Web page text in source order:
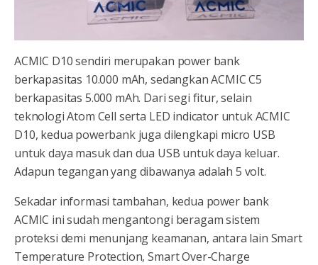
ACMIC D10 sendiri merupakan power bank
berkapasitas 10.000 mAh, sedangkan ACMIC C5
berkapasitas 5.000 mAh. Dari segi fitur, selain
teknologi Atom Cell serta LED indicator untuk ACMIC
D10, kedua powerbank juga dilengkapi micro USB
untuk daya masuk dan dua USB untuk daya keluar.
Adapun tegangan yang dibawanya adalah 5 volt.
Sekadar informasi tambahan, kedua power bank
ACMIC ini sudah mengantongi beragam sistem
proteksi demi menunjang keamanan, antara lain Smart
Temperature Protection, Smart Over-Charge